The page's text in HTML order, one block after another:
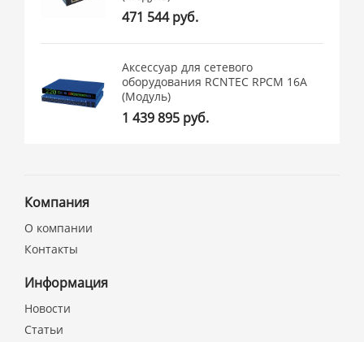
471 544 руб.
Аксессуар для сетевого
оборудования RCNTEC RPCM 16A
(Модуль)
1 439 895 руб.
Компания
О компании
Контакты
Информация
Новости
Статьи